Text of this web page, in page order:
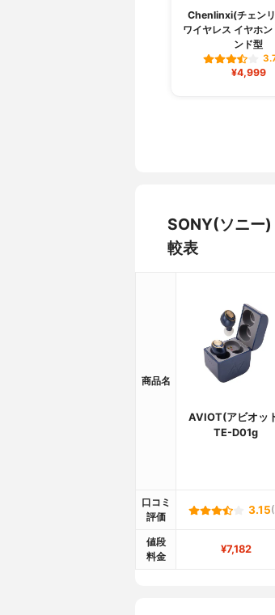
Chenlinxi(チェン
ワイヤレス イヤホ
ンド型
¥4,999
SONY(ソニー
較表
商品名
AVIOT(アビオッ
TE-D01g
口コミ
評価
3.15
値段
料金
¥7,182